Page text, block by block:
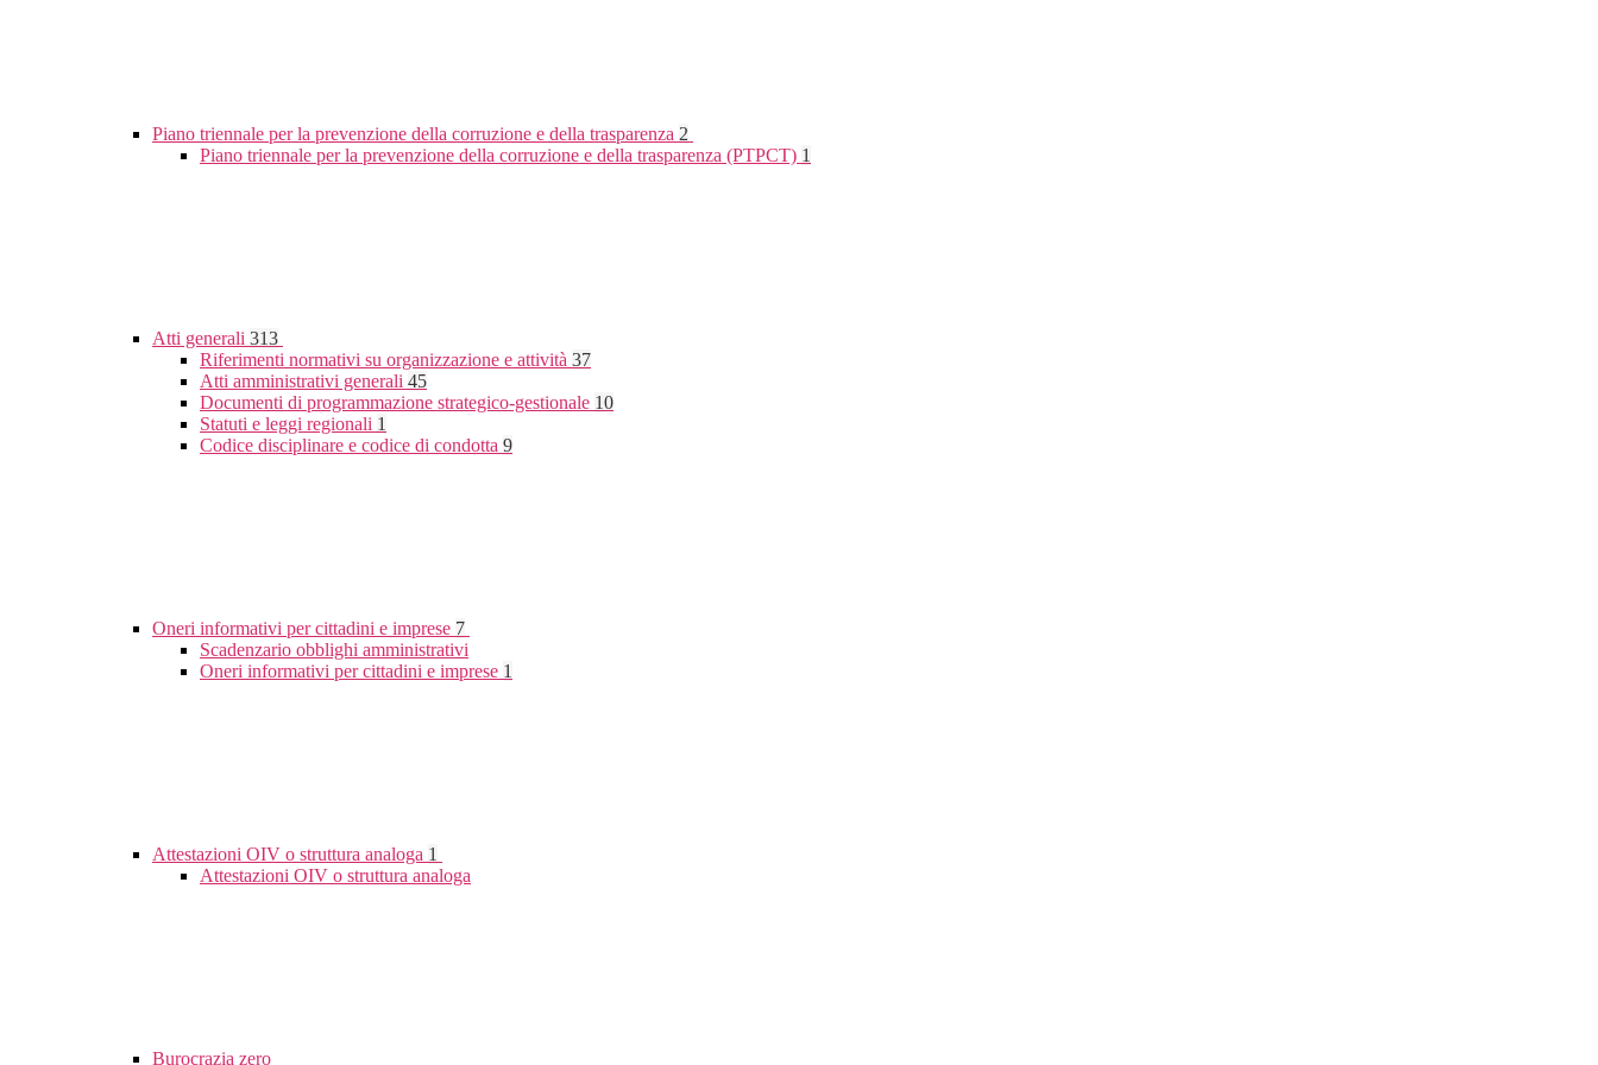
Piano triennale per la prevenzione della corruzione e della trasparenza 2
Piano triennale per la prevenzione della corruzione e della trasparenza (PTPCT) 1
Atti generali 313
Riferimenti normativi su organizzazione e attività 37
Atti amministrativi generali 45
Documenti di programmazione strategico-gestionale 10
Statuti e leggi regionali 1
Codice disciplinare e codice di condotta 9
Oneri informativi per cittadini e imprese 7
Scadenzario obblighi amministrativi
Oneri informativi per cittadini e imprese 1
Attestazioni OIV o struttura analoga 1
Attestazioni OIV o struttura analoga
Burocrazia zero